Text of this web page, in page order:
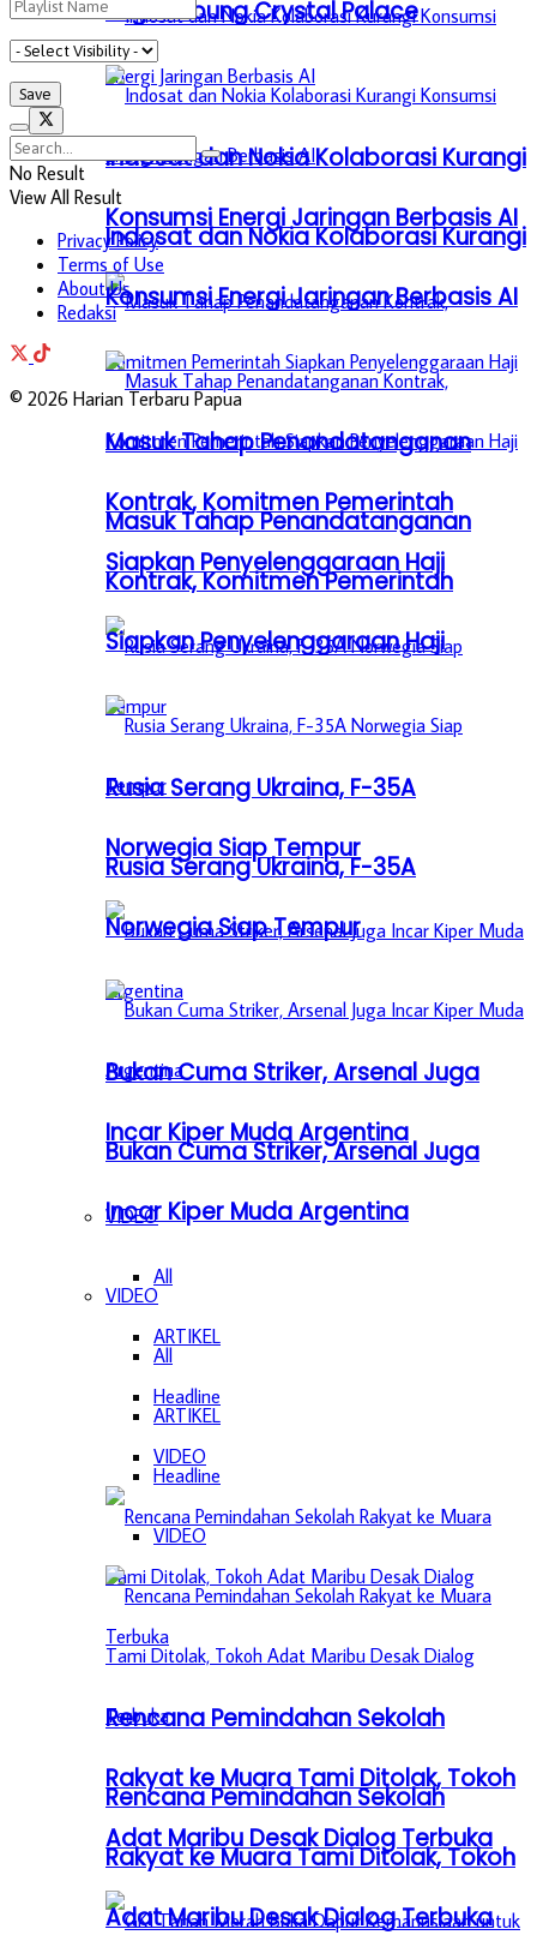
Indosat dan Nokia Kolaborasi Kurangi
Konsumsi Energi Jaringan Berbasis AI
Masuk Tahap Penandatanganan
Kontrak, Komitmen Pemerintah
Siapkan Penyelenggaraan Haji
Rusia Serang Ukraina, F-35A
Norwegia Siap Tempur
Bukan Cuma Striker, Arsenal Juga
Incar Kiper Muda Argentina
VIDEO
All
ARTIKEL
Headline
VIDEO
Rencana Pemindahan Sekolah
Rakyat ke Muara Tami Ditolak, Tokoh
Adat Maribu Desak Dialog Terbuka
Lagi Gabung Crystal Palace
Indosat dan Nokia Kolaborasi Kurangi
Konsumsi Energi Jaringan Berbasis AI
Masuk Tahap Penandatanganan
Kontrak, Komitmen Pemerintah
Siapkan Penyelenggaraan Haji
Rusia Serang Ukraina, F-35A
Norwegia Siap Tempur
Bukan Cuma Striker, Arsenal Juga
Incar Kiper Muda Argentina
VIDEO
All
ARTIKEL
Headline
VIDEO
Rencana Pemindahan Sekolah
Rakyat ke Muara Tami Ditolak, Tokoh
Adat Maribu Desak Dialog Terbuka
No Result
View All Result
Privacy Policy
Terms of Use
About Us
Redaksi
© 2026 Harian Terbaru Papua